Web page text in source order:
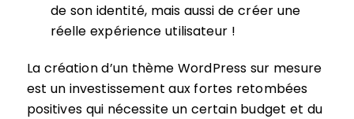
de son identité, mais aussi de créer une
réelle expérience utilisateur !
La création d’un thème WordPress sur mesure
est un investissement aux fortes retombées
positives qui nécessite un certain budget et du